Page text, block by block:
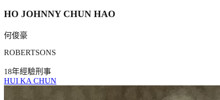
HO JOHNNY CHUN HAO
何俊豪
ROBERTSONS
18年經驗刑事
HUI KA CHUN